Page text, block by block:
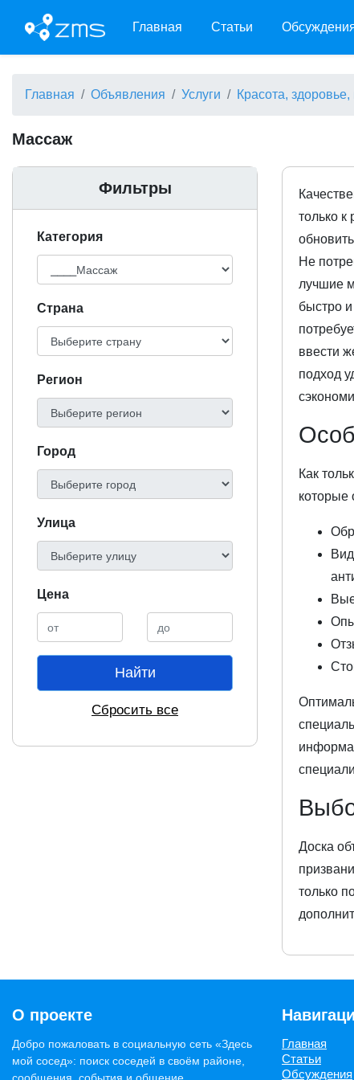
Главная Статьи
Главная Объявления Услуги Красота,
Массаж
Фильтры
Категория
Cтрана
Регион
Город
Улица
Цена
Найти
Сбросить все
только
Не
лучшие
быстро
ввести
подход
Как
которые
Доска
только
О проекте
Добро пожаловать в социальную сеть «Здесь
мой сосед»: поиск соседей в своём районе,
Главная
Статьи
Обсуждения